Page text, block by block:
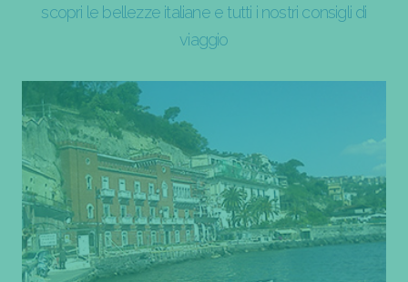
scopri le bellezze italiane e tutti i nostri consigli di
viaggio